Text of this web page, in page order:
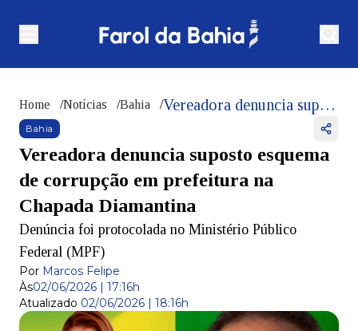
Home /Notícias /Bahia / Vereadora denuncia suposto esquema de corrupção em prefeitura na Chapada Diamantina
Bahia
Vereadora denuncia suposto esquema
de corrupção em prefeitura na
Chapada Diamantina
Denúncia foi protocolada no Ministério Público
Federal (MPF)
Por Marcos Felipe
Às02/06/2026 | 17:16h
Atualizado 02/06/2026 | 18:16h